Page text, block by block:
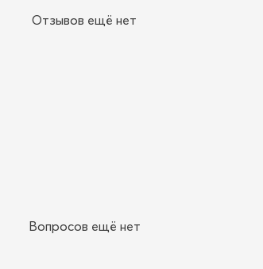
Отзывов ещё нет
Вопросов ещё нет